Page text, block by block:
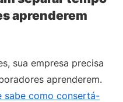
aprenderem
sua empresa precisa
aprenderem.
sabe como consertá-